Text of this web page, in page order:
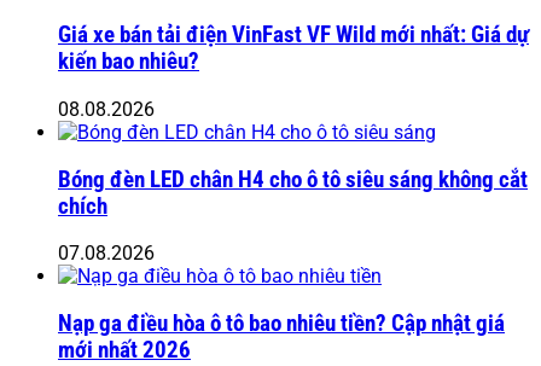
Giá xe bán tải điện VinFast VF Wild mới nhất: Giá dự
kiến bao nhiêu?
08.08.2026
Bóng đèn LED chân H4 cho ô tô siêu sáng không cắt
chích
07.08.2026
Nạp ga điều hòa ô tô bao nhiêu tiền? Cập nhật giá
mới nhất 2026